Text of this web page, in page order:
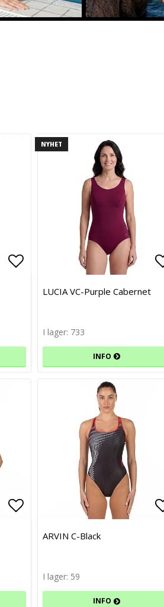
Lägg till i favoritlistan
Lägg till i favoritlistan
NYHET
LUCIA VC-Purple Cabernet
I lager: 733
INFO
Lägg till i favoritlistan
Lägg till i favoritlistan
ARVIN C-Black
I lager: 59
INFO